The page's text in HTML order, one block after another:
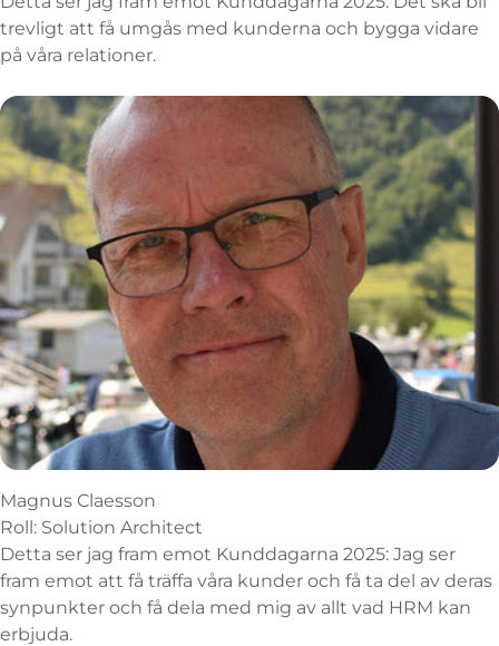
trevligt att få umgås med kunderna och bygga vidare
på våra relationer.
Magnus Claesson
Roll: Solution Architect
Detta ser jag fram emot Kunddagarna 2025: Jag ser
fram emot att få träffa våra kunder och få ta del av deras
synpunkter och få dela med mig av allt vad HRM kan
erbjuda.